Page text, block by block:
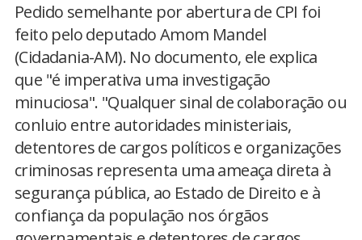
Pedido semelhante por abertura de CPI foi
feito pelo deputado Amom Mandel
(Cidadania-AM). No documento, ele explica
que "é imperativa uma investigação
minuciosa". "Qualquer sinal de colaboração ou
conluio entre autoridades ministeriais,
detentores de cargos políticos e organizações
criminosas representa uma ameaça direta à
segurança pública, ao Estado de Direito e à
confiança da população nos órgãos